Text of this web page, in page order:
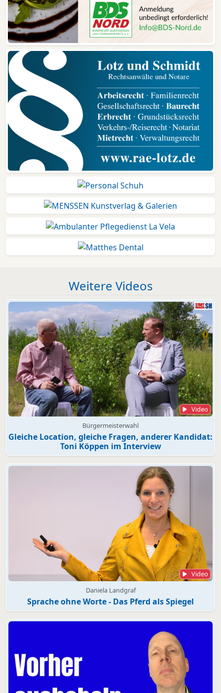
Weitere Videos
Video
Bürgermeisterwahl
Gleiche Location, gleiche Fragen, anderer Kandidat:
Toni Köppen im Interview
Video
Daniela Landgraf
Sprache ohne Worte - Das Pferd als Spiegel